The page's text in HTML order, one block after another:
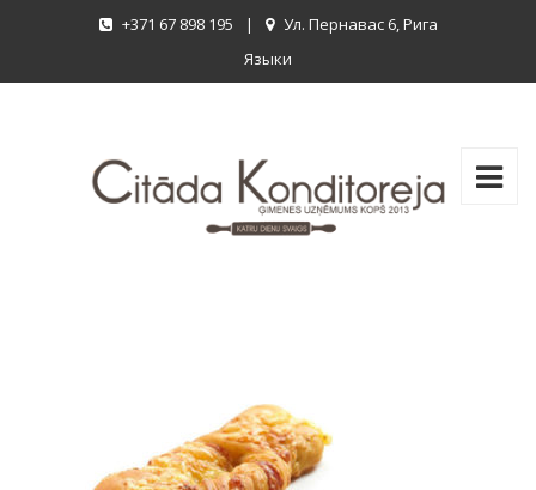
+371 67 898 195 |
Ул. Пернавас 6, Рига
Языки